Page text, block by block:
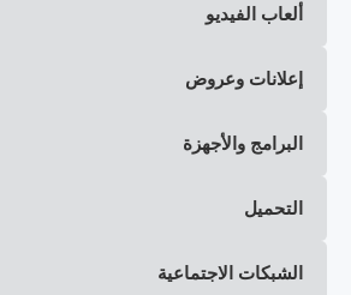
ألعاب الفيديو
إعلانات وعروض
البرامج والأجهزة
التحميل
الشبكات الاجتماعية